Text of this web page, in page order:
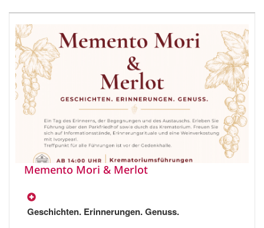
Memento Mori & Merlot
Geschichten. Erinnerungen. Genuss.